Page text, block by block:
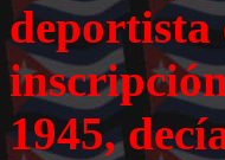
deportista
1945,